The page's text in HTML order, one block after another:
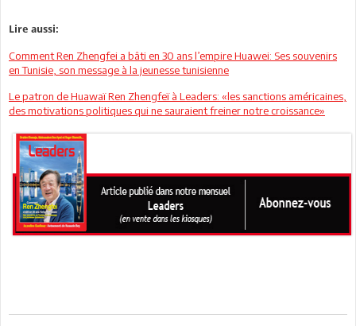
Lire aussi:
Comment Ren Zhengfei a bâti en 30 ans l’empire Huawei: Ses souvenirs
en Tunisie, son message à la jeunesse tunisienne
Le patron de Huawaï Ren Zhengfeï à Leaders: «les sanctions américaines,
des motivations politiques qui ne sauraient freiner notre croissance»